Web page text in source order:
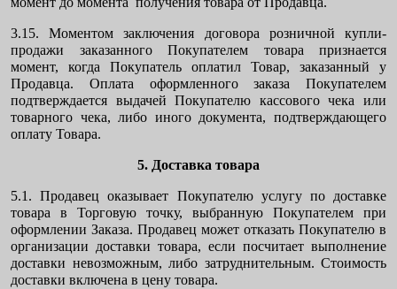
3.15. Моментом заключения договора розничной купли-
продажи заказанного Покупателем товара признается
момент, когда Покупатель оплатил Товар, заказанный у
Продавца. Оплата оформленного заказа Покупателем
подтверждается выдачей Покупателю кассового чека или
товарного чека, либо иного документа, подтверждающего
оплату Товара.
5. Доставка товара
5.1. Продавец оказывает Покупателю услугу по доставке
товара в Торговую точку, выбранную Покупателем при
оформлении Заказа. Продавец может отказать Покупателю в
организации доставки товара, если посчитает выполнение
доставки невозможным, либо затруднительным. Стоимость
доставки включена в цену товара.